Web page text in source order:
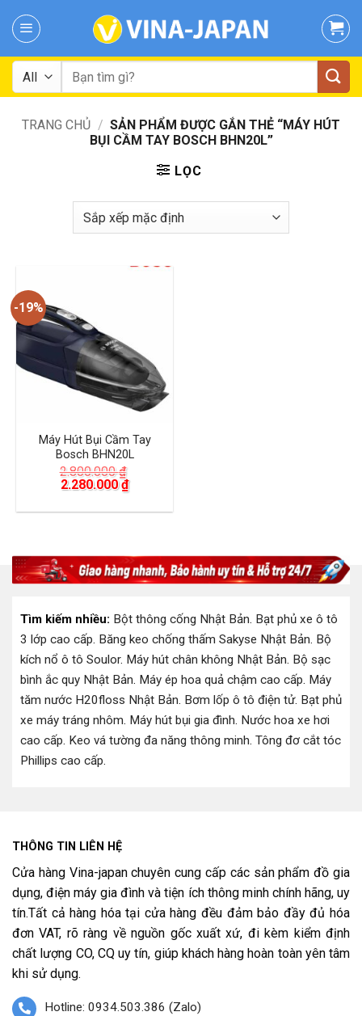
Tìm
kiếm:
TRANG CHỦ / SẢN PHẨM ĐƯỢC GẮN THẺ “MÁY HÚT
BỤI CẦM TAY BOSCH BHN20L”
LỌC
-19%
Máy Hút Bụi Cầm Tay
Bosch BHN20L
2.800.000₫
Giá
là:
2.280.000₫Giá
hiện
tại
Tìm kiếm nhiều: Bột thông cống Nhật Bản. Bạt phủ xe ô tô
3 lớp cao cấp. Băng keo chống thấm Sakyse Nhật Bản. Bộ
kích nổ ô tô Soulor. Máy hút chân không Nhật Bản. Bộ sạc
bình ắc quy Nhật Bản. Máy ép hoa quả chậm cao cấp. Máy
tăm nước H20floss Nhật Bản. Bơm lốp ô tô điện tử. Bạt phủ
xe máy tráng nhôm. Máy hút bụi gia đình. Nước hoa xe hơi
cao cấp. Keo vá tường đa năng thông minh. Tông đơ cắt tóc
Phillips cao cấp.
THÔNG TIN LIÊN HỆ
Cửa hàng Vina-japan chuyên cung cấp các sản phẩm đồ gia
dụng, điện máy gia đình và tiện ích thông minh chính hãng, uy
tín.Tất cả hàng hóa tại cửa hàng đều đảm bảo đầy đủ hóa
đơn VAT, rõ ràng về nguồn gốc xuất xứ, đi kèm kiểm định
chất lượng CO, CQ uy tín, giúp khách hàng hoàn toàn yên tâm
khi sử dụng.
Hotline: 0934.503.386 (Zalo)